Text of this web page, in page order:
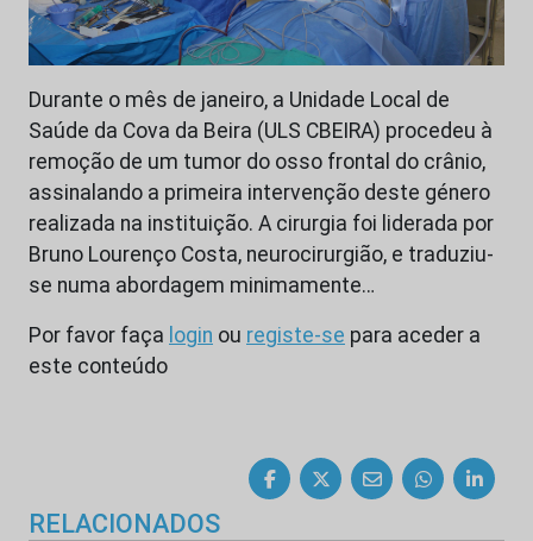
Durante o mês de janeiro, a Unidade Local de
Saúde da Cova da Beira (ULS CBEIRA) procedeu à
remoção de um tumor do osso frontal do crânio,
assinalando a primeira intervenção deste género
realizada na instituição. A cirurgia foi liderada por
Bruno Lourenço Costa, neurocirurgião, e traduziu-
se numa abordagem minimamente…
Por favor faça login ou registe-se para aceder a
este conteúdo
RELACIONADOS